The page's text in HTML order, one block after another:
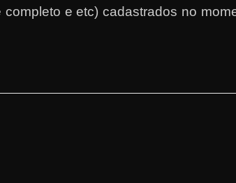
e etc) cadastrados no